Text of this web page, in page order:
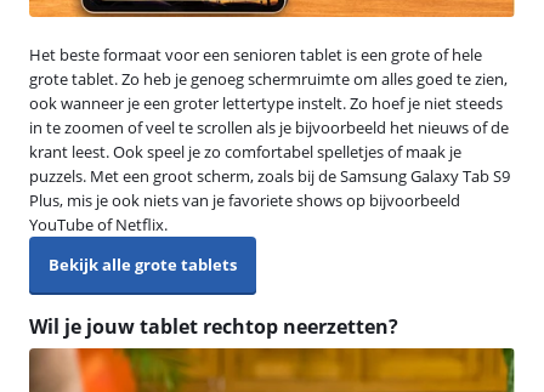
Het beste formaat voor een senioren tablet is een grote of hele
grote tablet. Zo heb je genoeg schermruimte om alles goed te zien,
ook wanneer je een groter lettertype instelt. Zo hoef je niet steeds
in te zoomen of veel te scrollen als je bijvoorbeeld het nieuws of de
krant leest. Ook speel je zo comfortabel spelletjes of maak je
puzzels. Met een groot scherm, zoals bij de Samsung Galaxy Tab S9
Plus, mis je ook niets van je favoriete shows op bijvoorbeeld
YouTube of Netflix.
Bekijk alle grote tablets
Wil je jouw tablet rechtop neerzetten?